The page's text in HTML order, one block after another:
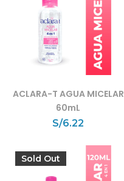
ACLARA-T AGUA MICELAR
60mL
S/6.22
Sold Out